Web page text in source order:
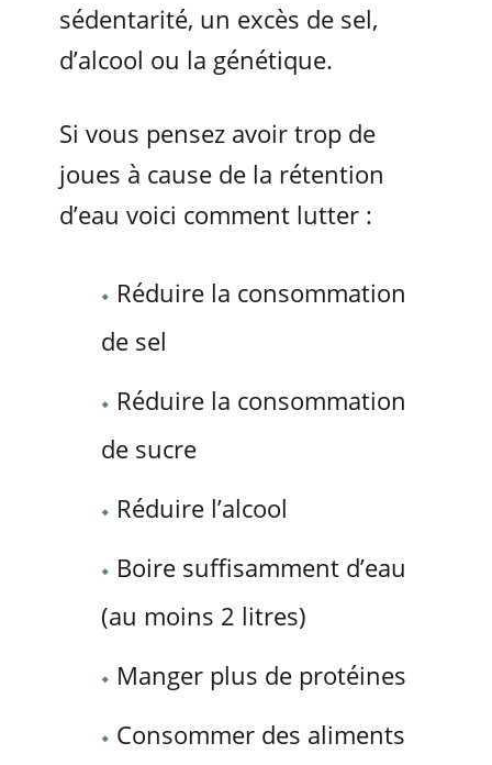
sédentarité, un excès de sel,
d’alcool ou la génétique.
Si vous pensez avoir trop de
joues à cause de la rétention
d’eau voici comment lutter :
Réduire la consommation
de sel
Réduire la consommation
de sucre
Réduire l’alcool
Boire suffisamment d’eau
(au moins 2 litres)
Manger plus de protéines
Consommer des aliments